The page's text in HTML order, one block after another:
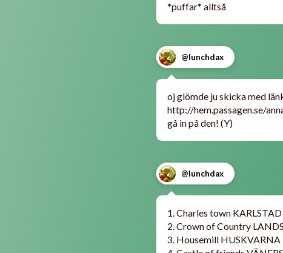
*puffar* alltså
@lunchdax
oj glömde ju skicka med
http://hem.passagen.se/
gå in på den! (Y)
@lunchdax
1. Charles town KARLSTAD
2. Crown of Country
3. Housemill HUSKVARNA